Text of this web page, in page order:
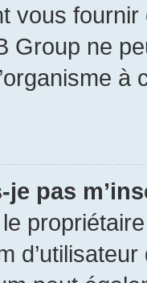
vous
Group ne
pas